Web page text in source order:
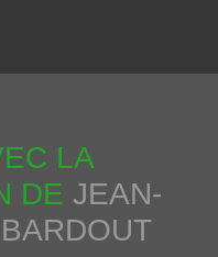
LA
DE JEAN-